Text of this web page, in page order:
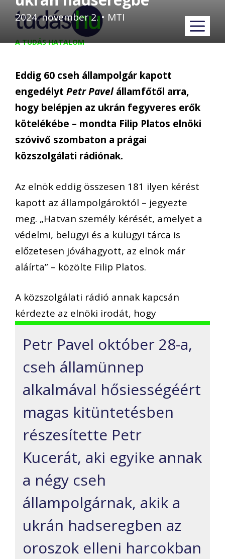
Kilépés
tartalomba
A TUDÁS HATALOM
2024. november 2.• MTI
Eddig 60 cseh állampolgár kapott
engedélyt Petr Pavelállamfőtől arra,
hogy belépjen az ukrán fegyveres erők
kötelékébe – mondta Filip Platos elnöki
szóvivő szombaton a prágai
közszolgálati rádiónak.
Az elnök eddig összesen 181 ilyen kérést
kapott az állampolgároktól – jegyezte
meg. „Hatvan személy kérését, amelyet a
védelmi, belügyi és a külügyi tárca is
előzetesen jóváhagyott, az elnök már
aláírta” – közölte Filip Platos.
A közszolgálati rádió annak kapcsán
kérdezte az elnöki irodát, hogy
Petr Pavel október 28-a,
cseh államünnep
alkalmával hősiességéért
magas kitüntetésben
részesítette Petr
Kucerát, aki egyike annak
a négy cseh
állampolgárnak, akik a
ukrán hadseregben az
oroszok elleni harcokban